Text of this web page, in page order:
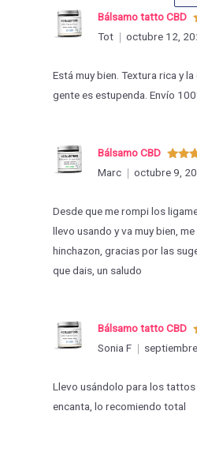
las
Bálsamo tatto CBD
Tot
octubre 12,
Está muy bien. Textura rica y
gente es estupenda. Envío
con5
Bálsamo CBD
Marc
octubre 9,
Desde que me rompi los
llevo usando y va muy bien,
hinchazon, gracias por las
que dais, un saludo
Bálsamo tatto CBD
Sonia F
Llevo usándolo para los tattos
encanta, lo recomiendo total